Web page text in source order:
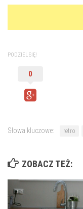
PODZIEL SIĘ!
0
Słowa kluczowe: retro
ZOBACZ TEŻ: